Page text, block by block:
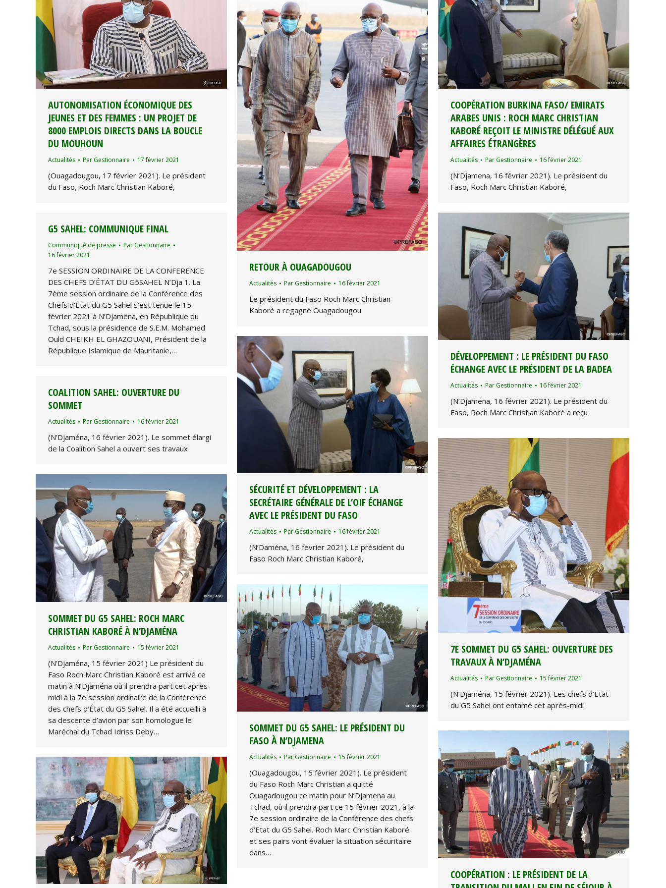
AUTONOMISATION ÉCONOMIQUE DES
JEUNES ET DES FEMMES : UN PROJET DE
8000 EMPLOIS DIRECTS DANS LA BOUCLE
DU MOUHOUN
Actualités Par Gestionnaire 17 février 2021
(Ouagadougou, 17 février 2021). Le président
du Faso, Roch Marc Christian Kaboré,
RETOUR À OUAGADOUGOU
Actualités Par Gestionnaire 16 février 2021
Le président du Faso Roch Marc Christian
Kaboré a regagné Ouagadougou
COOPÉRATION BURKINA FASO/ EMIRATS
ARABES UNIS : ROCH MARC CHRISTIAN
KABORÉ REÇOIT LE MINISTRE DÉLÉGUÉ AUX
AFFAIRES ÉTRANGÈRES
Actualités Par Gestionnaire 16 février 2021
(N’Djamena, 16 février 2021). Le président du
Faso, Roch Marc Christian Kaboré,
G5 SAHEL: COMMUNIQUE FINAL
Communiqué de presse Par Gestionnaire
16 février 2021
7e SESSION ORDINAIRE DE LA CONFERENCE
DES CHEFS D’ÉTAT DU G5SAHEL N’Dja 1. La
7ème session ordinaire de la Conférence des
Chefs d’État du G5 Sahel s’est tenue le 15
février 2021 à N’Djamena, en République du
Tchad, sous la présidence de S.E.M. Mohamed
Ould CHEIKH EL GHAZOUANI, Président de la
République Islamique de Mauritanie,…
DÉVELOPPEMENT : LE PRÉSIDENT DU FASO
ÉCHANGE AVEC LE PRÉSIDENT DE LA BADEA
Actualités Par Gestionnaire 16 février 2021
(N’Djamena, 16 février 2021). Le président du
Faso, Roch Marc Christian Kaboré a reçu
SÉCURITÉ ET DÉVELOPPEMENT : LA
SECRÉTAIRE GÉNÉRALE DE L’OIF ÉCHANGE
AVEC LE PRÉSIDENT DU FASO
Actualités Par Gestionnaire 16 février 2021
(N’Daména, 16 fevrier 2021). Le président du
Faso Roch Marc Christian Kaboré,
COALITION SAHEL: OUVERTURE DU
SOMMET
Actualités Par Gestionnaire 16 février 2021
(N’Djaména, 16 février 2021). Le sommet élargi
de la Coalition Sahel a ouvert ses travaux
7E SOMMET DU G5 SAHEL: OUVERTURE DES
TRAVAUX À N’DJAMÉNA
Actualités Par Gestionnaire 15 février 2021
(N’Djaména, 15 février 2021). Les chefs d’Etat
du G5 Sahel ont entamé cet après-midi
SOMMET DU G5 SAHEL: ROCH MARC
CHRISTIAN KABORÉ À N’DJAMÉNA
Actualités Par Gestionnaire 15 février 2021
(N’Djaména, 15 février 2021) Le président du
Faso Roch Marc Christian Kaboré est arrivé ce
matin à N’Djaména où il prendra part cet après-
midi à la 7e session ordinaire de la Conférence
des chefs d’État du G5 Sahel. Il a été accueilli à
sa descente d’avion par son homologue le
Maréchal du Tchad Idriss Deby…
SOMMET DU G5 SAHEL: LE PRÉSIDENT DU
FASO À N’DJAMENA
Actualités Par Gestionnaire 15 février 2021
(Ouagadougou, 15 février 2021). Le président
du Faso Roch Marc Christian a quitté
Ouagadougou ce matin pour N’Djamena au
Tchad, où il prendra part ce 15 février 2021, à la
7e session ordinaire de la Conférence des chefs
d’Etat du G5 Sahel. Roch Marc Christian Kaboré
et ses pairs vont évaluer la situation sécuritaire
dans…
COOPÉRATION : LE PRÉSIDENT DE LA